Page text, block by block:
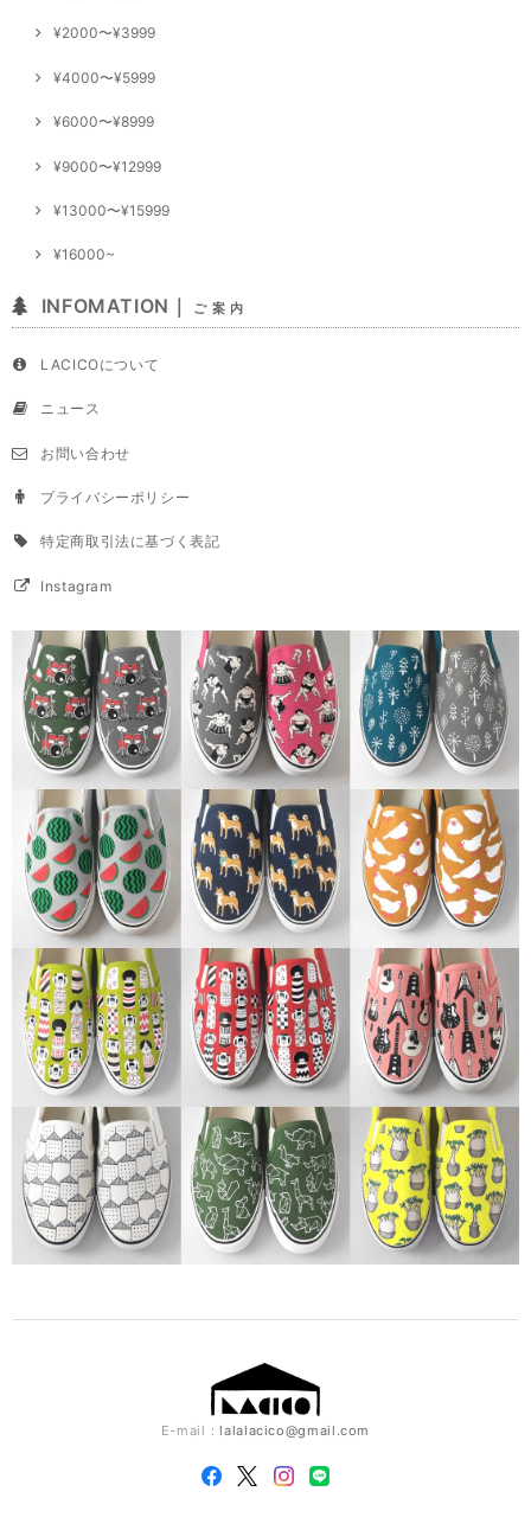
¥2000〜¥3999
¥4000〜¥5999
¥6000〜¥8999
¥9000〜¥12999
¥13000〜¥15999
¥16000~
INFOMATION｜ ご 案 内
LACICOについて
ニュース
お問い合わせ
プライバシーポリシー
特定商取引法に基づく表記
Instagram
E-mail：lalalacico@gmail.com